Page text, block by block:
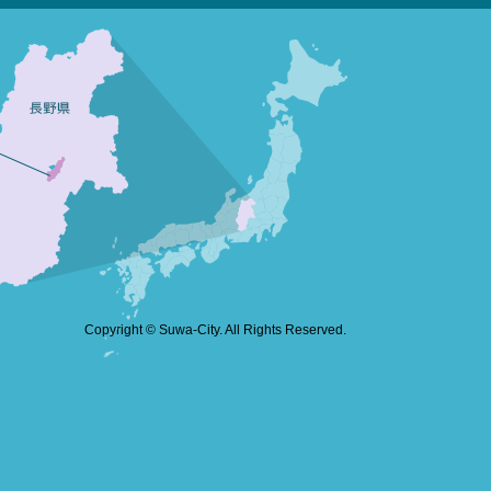
Copyright © Suwa-City. All Rights Reserved.